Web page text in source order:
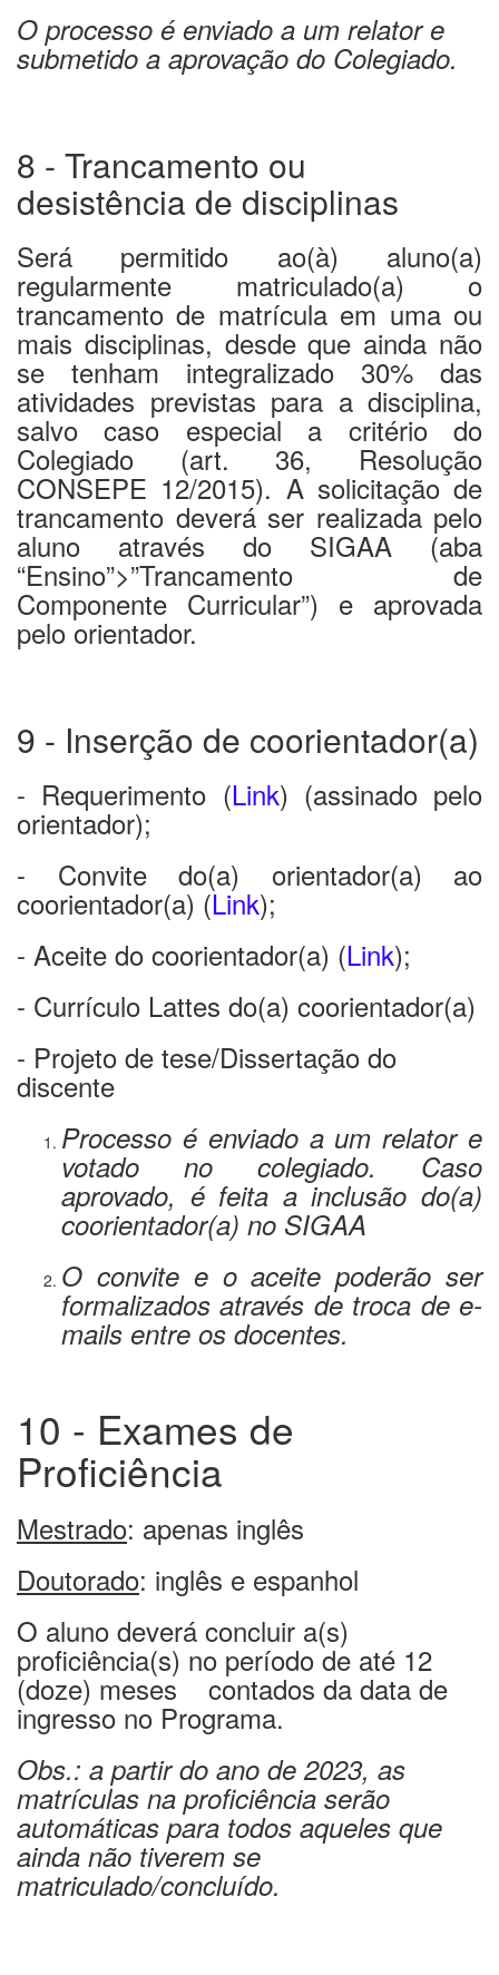
O processo é enviado a um relator e
submetido a aprovação do Colegiado.
8 - Trancamento ou
desistência de disciplinas
Será permitido ao(à) aluno(a)
regularmente matriculado(a) o
trancamento de matrícula em uma ou
mais disciplinas, desde que ainda não
se tenham integralizado 30% das
atividades previstas para a disciplina,
salvo caso especial a critério do
Colegiado (art. 36, Resolução
CONSEPE 12/2015). A solicitação de
trancamento deverá ser realizada pelo
aluno através do SIGAA (aba
“Ensino”>”Trancamento de
Componente Curricular”) e aprovada
pelo orientador.
9 - Inserção de coorientador(a)
- Requerimento (Link) (assinado pelo
orientador);
- Convite do(a) orientador(a) ao
coorientador(a) (Link);
- Aceite do coorientador(a) (Link);
- Currículo Lattes do(a) coorientador(a)
- Projeto de tese/Dissertação do
discente
Processo é enviado a um relator e
votado no colegiado. Caso
aprovado, é feita a inclusão do(a)
coorientador(a) no SIGAA
O convite e o aceite poderão ser
formalizados através de troca de e-
mails entre os docentes.
10 - Exames de
Proficiência
Mestrado: apenas inglês
Doutorado: inglês e espanhol
O aluno deverá concluir a(s)
proficiência(s) no período de até 12
(doze) meses contados da data de
ingresso no Programa.
Obs.: a partir do ano de 2023, as
matrículas na proficiência serão
automáticas para todos aqueles que
ainda não tiverem se
matriculado/concluído.